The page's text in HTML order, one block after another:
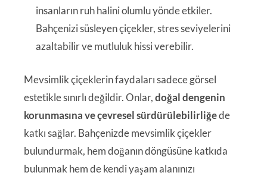
insanların ruh halini olumlu yönde etkiler.
Bahçenizi süsleyen çiçekler, stres seviyelerini
azaltabilir ve mutluluk hissi verebilir.
Mevsimlik çiçeklerin faydaları sadece görsel
estetikle sınırlı değildir. Onlar,doğal dengenin
korunmasına ve çevresel sürdürülebilirliğede
katkı sağlar. Bahçenizde mevsimlik çiçekler
bulundurmak, hem doğanın döngüsüne katkıda
bulunmak hem de kendi yaşam alanınızı